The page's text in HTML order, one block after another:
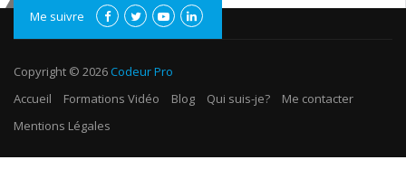
Me suivre
Copyright © 2026Codeur Pro
Accueil
Formations Vidéo Blog Qui suis-je?
Me contacter
Mentions Légales